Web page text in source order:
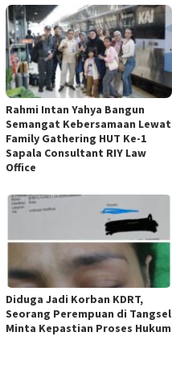
Rahmi Intan Yahya Bangun
Semangat Kebersamaan Lewat
Family Gathering HUT Ke-1
Sapala Consultant RIY Law
Office
Diduga Jadi Korban KDRT,
Seorang Perempuan di Tangsel
Minta Kepastian Proses Hukum